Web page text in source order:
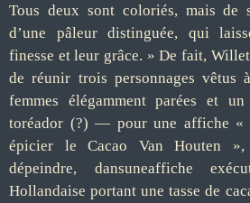
Tous deux sont coloriés, mais de
d’une pâleur distinguée, qui
finesse et leur grâce. » De fait,
de réunir trois personnages vêtus
femmes élégamment parées et
toréador (?) — pour une affiche «
épicier le Cacao Van Houten
dépeindre, dansuneaffiche
Hollandaise portant une tasse de